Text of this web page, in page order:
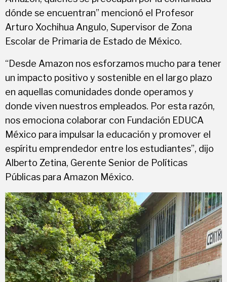
dónde se encuentran” mencionó el Profesor
Arturo Xochihua Angulo, Supervisor de Zona
Escolar de Primaria de Estado de México.
“Desde Amazon nos esforzamos mucho para tener
un impacto positivo y sostenible en el largo plazo
en aquellas comunidades donde operamos y
donde viven nuestros empleados. Por esta razón,
nos emociona colaborar con Fundación EDUCA
México para impulsar la educación y promover el
espíritu emprendedor entre los estudiantes”, dijo
Alberto Zetina, Gerente Senior de Políticas
Públicas para Amazon México.